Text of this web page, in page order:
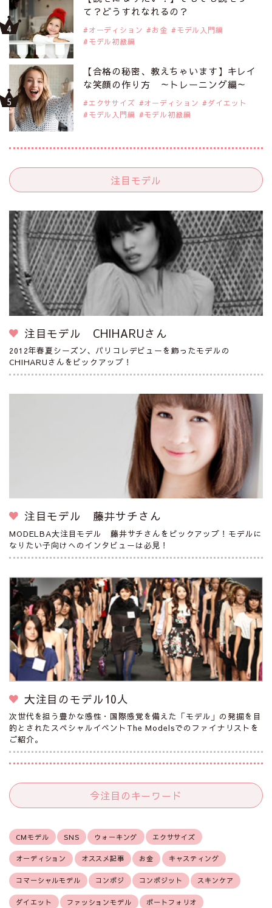
て？どうすれなれるの？
オーディション お金
モデル入門編
モデル初級編
【合格の秘密、教えちゃいます】キレイ
な笑顔の作り方 ～トレーニング編～
エクササイズ オーディション
ダイエット
モデル入門編
モデル初級編
注目モデル
注目モデル CHIHARUさん
2012年春夏シーズン、パリコレデビューを飾ったモデルの
CHIHARUさんをピックアップ！
注目モデル 藤井サチさん
MODELBA大注目モデル 藤井サチさんをピックアップ！モデルに
なりたい子向けへのインタビューは必見！
大注目のモデル10人
次世代を担う豊かな感性・国際感覚を備えた「モデル」の発掘を目
的とされたスペシャルイベントThe Modelsでのファイナリストを
ご紹介。
今注目のキーワード
CMモデル SNS ウォーキング エクササイズ
オーディション オススメ記事 お金 キャスティング
コマーシャルモデル コンポジ コンポジット スキンケア
ダイエット ファッションモデル ポートフォリオ